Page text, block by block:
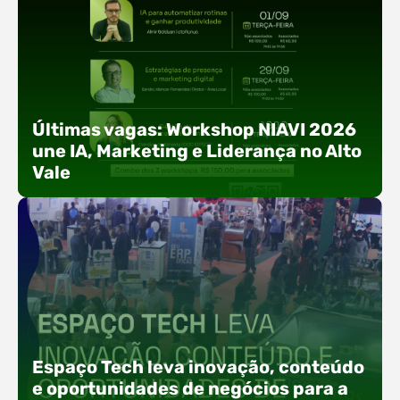
Últimas vagas: Workshop NIAVI 2026
une IA, Marketing e Liderança no Alto
Vale
Com o objetivo de impulsionar a produtividade, a
presença digital e a gestão nas empresas do
Alto Vale, o Núcleo de Tecnologia da Informação
(NIAVI), Polo ACATE-ACIRS, realiza a edição
Espaço Tech leva inovação, conteúdo
e oportunidades de negócios para a